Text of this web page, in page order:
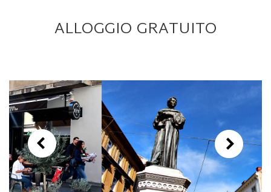
ALLOGGIO GRATUITO